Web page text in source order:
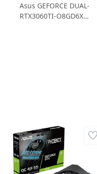
Asus GEFORCE DUAL-
RTX3060TI-O8GD6X